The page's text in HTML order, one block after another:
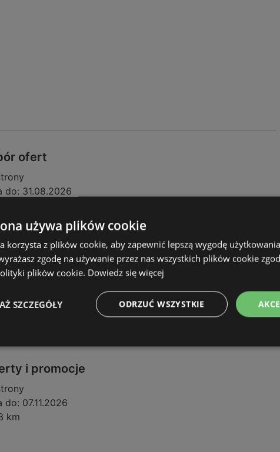
ofert
do: 31.08.2026
i promocje
do: 07.11.2026
km
używa plików cookie
korzysta z plików cookie, aby zapewnić lepszą wygodę
zgodę na używanie przez nas wszystkich plików cookie
plików cookie. Dowiedz się więcej
ODRZUĆ WSZYSTKIE
SZCZEGÓŁY